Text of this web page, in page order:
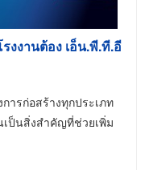
งงานต้อง เอ็น.พี.ที.อี
ารก่อสร้างทุกประเภท
ป็นสิ่งสำคัญที่ช่วยเพิ่ม